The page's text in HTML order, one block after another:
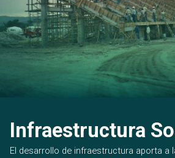
Infraestructura
El desarrollo de infraestructura aporta a